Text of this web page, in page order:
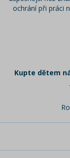
ochrání při práci
Kupte dětem